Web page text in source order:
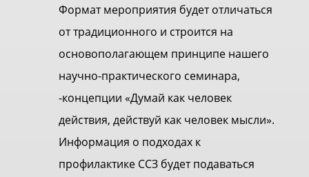
Формат мероприятия будет отличаться
от традиционного и строится на
основополагающем принципе нашего
научно-практического семинара,
-концепции «Думай как человек
действия, действуй как человек мысли».
Информация о подходах к
профилактике ССЗ будет подаваться